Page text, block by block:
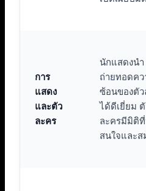
การ
แสดง
และตัว
ละคร
นักแสดงนำ
ถ่ายทอดค
ซ้อนของตัว
ได้ดีเยี่ยม
ละครมีมิติ
สนใจและส